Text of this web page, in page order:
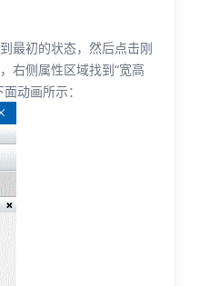
最初的状态，然后点击刚
右侧属性区域找到“宽高
动画所示：